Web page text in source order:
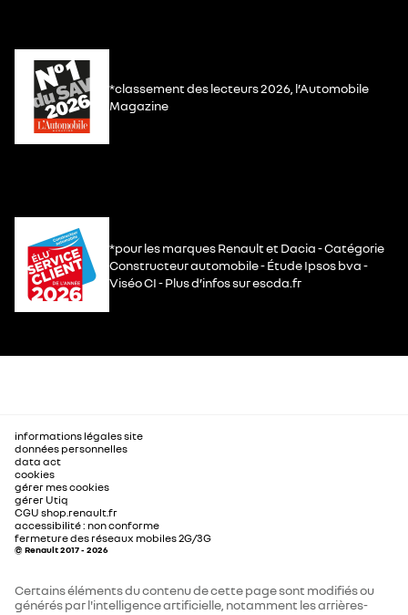
*classement des lecteurs 2026, l’Automobile
Magazine
*pour les marques Renault et Dacia - Catégorie
Constructeur automobile - Étude Ipsos bva -
Viséo CI - Plus d’infos sur escda.fr
informations légales site
données personnelles
data act
cookies
gérer mes cookies
gérer Utiq
CGU shop.renault.fr
accessibilité : non conforme
fermeture des réseaux mobiles 2G/3G
© Renault 2017 - 2026
Certains éléments du contenu de cette page sont modifiés ou
générés par l'intelligence artificielle, notamment les arrières-